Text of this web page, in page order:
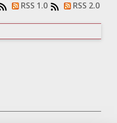
RSS 1.0 RSS 2.0